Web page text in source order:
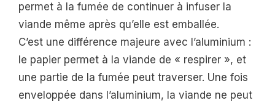
permet à la fumée de continuer à infuser la
viande même après qu’elle est emballée.
C’est une différence majeure avec l’aluminium :
le papier permet à la viande de « respirer », et
une partie de la fumée peut traverser. Une fois
enveloppée dans l’aluminium, la viande ne peut